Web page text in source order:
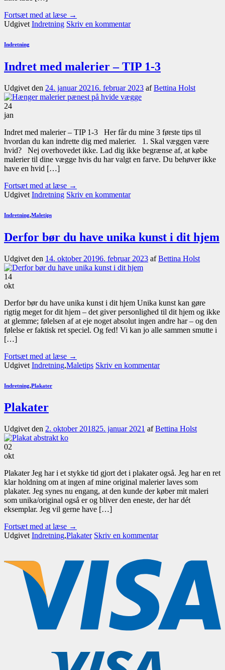
Fortsæt med at læse →
Udgivet Indretning Skriv en kommentar
Indretning
Indret med malerier – TIP 1-3
Udgivet den 24. januar 20216. februar 2023 afBettina Holst
24
jan
Indret med malerier – TIP 1-3 Her får du mine 3 første tips til
hvordan du kan indrette dig med malerier. 1. Skal væggen være
hvid? Nej overhovedet ikke. Lad dig ikke begrænse af, at købe
malerier til dine vægge hvis du har valgt en farve. Du behøver ikke
have en hvid […]
Fortsæt med at læse →
Udgivet Indretning Skriv en kommentar
Indretning,Maletips
Derfor bør du have unika kunst i dit hjem
Udgivet den 14. oktober 20196. februar 2023 afBettina Holst
14
okt
Derfor bør du have unika kunst i dit hjem Unika kunst kan gøre
rigtig meget for dit hjem – det giver personlighed til dit hjem og ikke
at glemme; følelsen af at eje noget absolut ingen andre har – og den
følelse er faktisk ret speciel. Og fed! Vi kan jo alle sammen smutte i
[…]
Fortsæt med at læse →
Udgivet Indretning,Maletips Skriv en kommentar
Indretning,Plakater
Plakater
Udgivet den 2. oktober 201825. januar 2021 afBettina Holst
02
okt
Plakater Jeg har i et stykke tid gjort det i plakater også. Jeg har en ret
klar holdning om at ingen af mine original malerier laves som
plakater. Jeg synes nu engang, at den kunde der køber mit maleri
som unika/original også er og bliver den eneste, der har dét
eksemplar. Jeg vil gerne have […]
Fortsæt med at læse →
Udgivet Indretning,Plakater Skriv en kommentar